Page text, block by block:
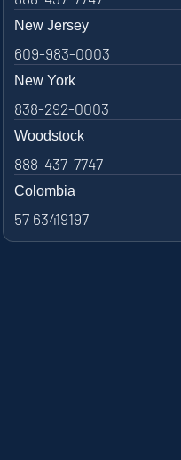
New Jersey
609-983-0003
New York
838-292-0003
Woodstock
888-437-7747
Colombia
57 63419197